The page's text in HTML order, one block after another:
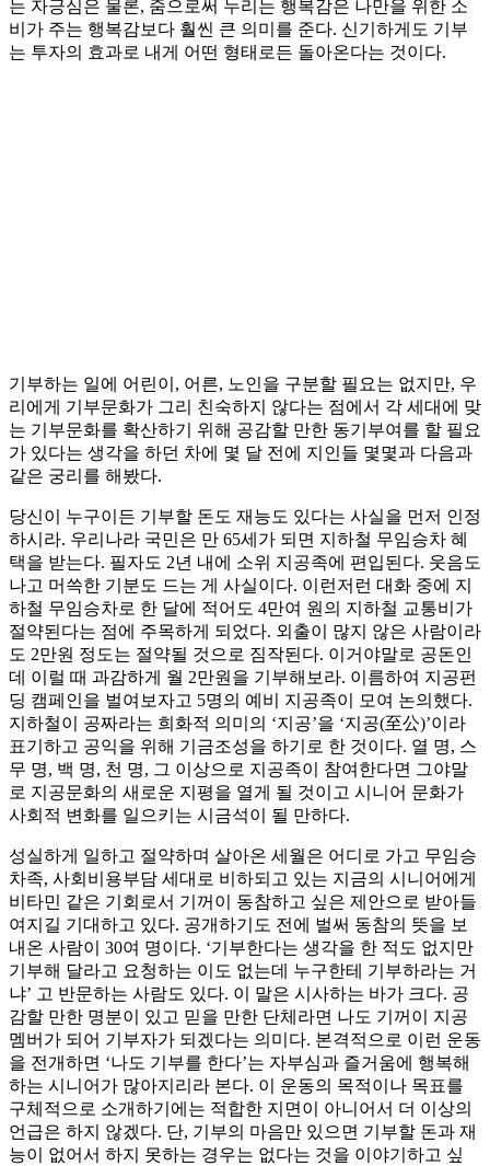
는 자긍심은 물론, 줌으로써 누리는 행복감은 나만을 위한 소
비가 주는 행복감보다 훨씬 큰 의미를 준다. 신기하게도 기부
는 투자의 효과로 내게 어떤 형태로든 돌아온다는 것이다.
기부하는 일에 어린이, 어른, 노인을 구분할 필요는 없지만, 우
리에게 기부문화가 그리 친숙하지 않다는 점에서 각 세대에 맞
는 기부문화를 확산하기 위해 공감할 만한 동기부여를 할 필요
가 있다는 생각을 하던 차에 몇 달 전에 지인들 몇몇과 다음과
같은 궁리를 해봤다.
당신이 누구이든 기부할 돈도 재능도 있다는 사실을 먼저 인정
하시라. 우리나라 국민은 만 65세가 되면 지하철 무임승차 혜
택을 받는다. 필자도 2년 내에 소위 지공족에 편입된다. 웃음도
나고 머쓱한 기분도 드는 게 사실이다. 이런저런 대화 중에 지
하철 무임승차로 한 달에 적어도 4만여 원의 지하철 교통비가
절약된다는 점에 주목하게 되었다. 외출이 많지 않은 사람이라
도 2만원 정도는 절약될 것으로 짐작된다. 이거야말로 공돈인
데 이럴 때 과감하게 월 2만원을 기부해보라. 이름하여 지공펀
딩 캠페인을 벌여보자고 5명의 예비 지공족이 모여 논의했다.
지하철이 공짜라는 희화적 의미의 ‘지공’을 ‘지공(至公)’이라
표기하고 공익을 위해 기금조성을 하기로 한 것이다. 열 명, 스
무 명, 백 명, 천 명, 그 이상으로 지공족이 참여한다면 그야말
로 지공문화의 새로운 지평을 열게 될 것이고 시니어 문화가
사회적 변화를 일으키는 시금석이 될 만하다.
성실하게 일하고 절약하며 살아온 세월은 어디로 가고 무임승
차족, 사회비용부담 세대로 비하되고 있는 지금의 시니어에게
비타민 같은 기회로서 기꺼이 동참하고 싶은 제안으로 받아들
여지길 기대하고 있다. 공개하기도 전에 벌써 동참의 뜻을 보
내온 사람이 30여 명이다. ‘기부한다는 생각을 한 적도 없지만
기부해 달라고 요청하는 이도 없는데 누구한테 기부하라는 거
냐’ 고 반문하는 사람도 있다. 이 말은 시사하는 바가 크다. 공
감할 만한 명분이 있고 믿을 만한 단체라면 나도 기꺼이 지공
멤버가 되어 기부자가 되겠다는 의미다. 본격적으로 이런 운동
을 전개하면 ‘나도 기부를 한다’는 자부심과 즐거움에 행복해
하는 시니어가 많아지리라 본다. 이 운동의 목적이나 목표를
구체적으로 소개하기에는 적합한 지면이 아니어서 더 이상의
언급은 하지 않겠다. 단, 기부의 마음만 있으면 기부할 돈과 재
능이 없어서 하지 못하는 경우는 없다는 것을 이야기하고 싶